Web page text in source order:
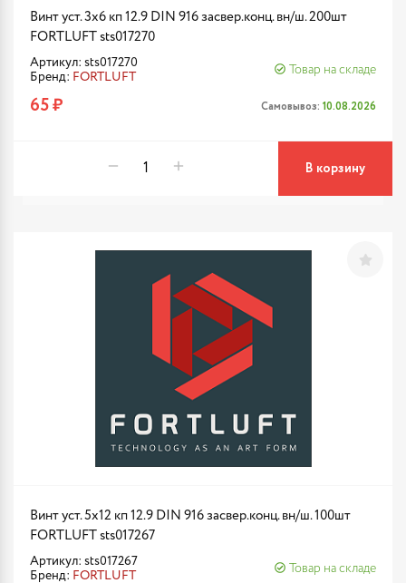
Винт уст. 3х6 кп 12.9 DIN 916 засвер.конц. вн/ш. 200шт
FORTLUFT sts017270
Артикул: sts017270
Бренд: FORTLUFT
Товар на складе
65 ₽ Самовывоз: 10.08.2026
В корзину
Винт уст. 5х12 кп 12.9 DIN 916 засвер.конц. вн/ш. 100шт
FORTLUFT sts017267
Артикул: sts017267
Бренд: FORTLUFT
Товар на складе